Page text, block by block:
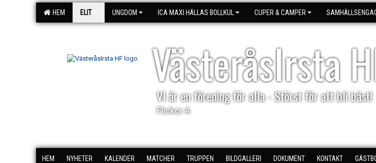
HEM ELIT UNGDOM ICA MAXI HÄLLAS BOLLKUL CUPER & CAMPER
VästeråsIrsta
VI är en förening för alla - Störst för att bli bäst!
Flickor A
HEM NYHETER KALENDER MATCHER TRUPPEN BILDGALLERI DOKUMENT KONTAKT